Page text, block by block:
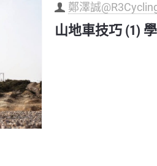
鄭澤誠
山地車技巧 (1)